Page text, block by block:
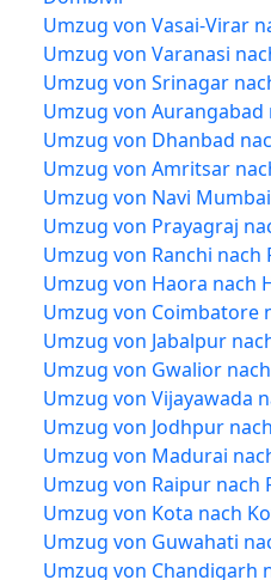
Umzug von Vasai-Virar
Umzug von Varanasi
Umzug von Srinagar
Umzug von
Umzug von Dhanbad
Umzug von Amritsar
Umzug von Navi
Umzug von Prayagraj
Umzug von Ranchi nach
Umzug von Haora nach
Umzug von Coimbatore
Umzug von Jabalpur
Umzug von Gwalior
Umzug von Vijayawada
Umzug von Jodhpur
Umzug von Madurai
Umzug von Raipur nach
Umzug von Kota nach
Umzug von Guwahati
Umzug von Chandigarh